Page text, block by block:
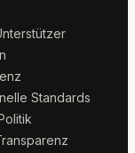
Standards